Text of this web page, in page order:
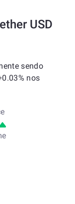
USD
sendo
nos